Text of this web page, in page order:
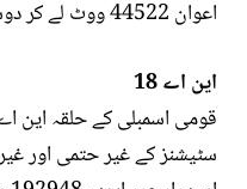
اعوان 44522 ووٹ لے کر دوسرے نمبر پر رہے۔
این اے 18
سٹیشنز کے غیر حتمی اور